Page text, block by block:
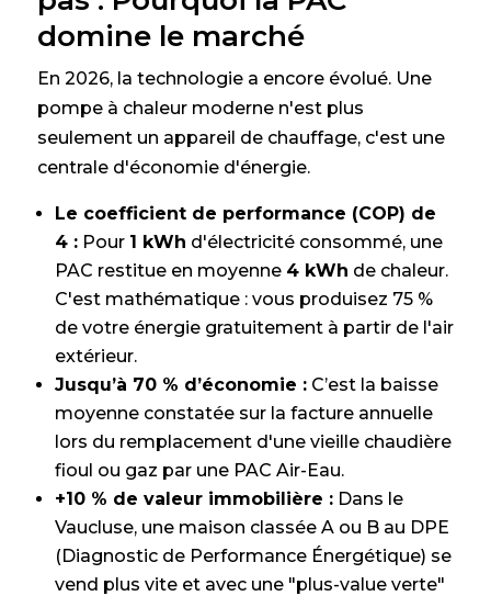
domine le marché
En 2026, la technologie a encore évolué. Une
pompe à chaleur moderne n'est plus
seulement un appareil de chauffage, c'est une
centrale d'économie d'énergie.
Le coefficient de performance (COP) de
4 :Pour 1 kWh d'électricité consommé, une
PAC restitue en moyenne 4 kWh de chaleur.
C'est mathématique : vous produisez 75 %
de votre énergie gratuitement à partir de l'air
extérieur.
Jusqu’à 70 % d’économie :C’est la baisse
moyenne constatée sur la facture annuelle
lors du remplacement d'une vieille chaudière
fioul ou gaz par une PAC Air-Eau.
+10 % de valeur immobilière :Dans le
Vaucluse, une maison classée A ou B au DPE
(Diagnostic de Performance Énergétique) se
vend plus vite et avec une "plus-value verte"